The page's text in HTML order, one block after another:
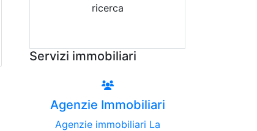
ricerca
Servizi immobiliari
Agenzie Immobiliari
Agenzie immobiliari La